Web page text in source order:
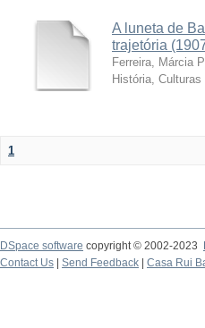
A luneta de
trajetória
Ferreira, Márcia
História,
1
DSpace software copyright © 2002-2023
Contact Us
Send Feedback Casa Rui